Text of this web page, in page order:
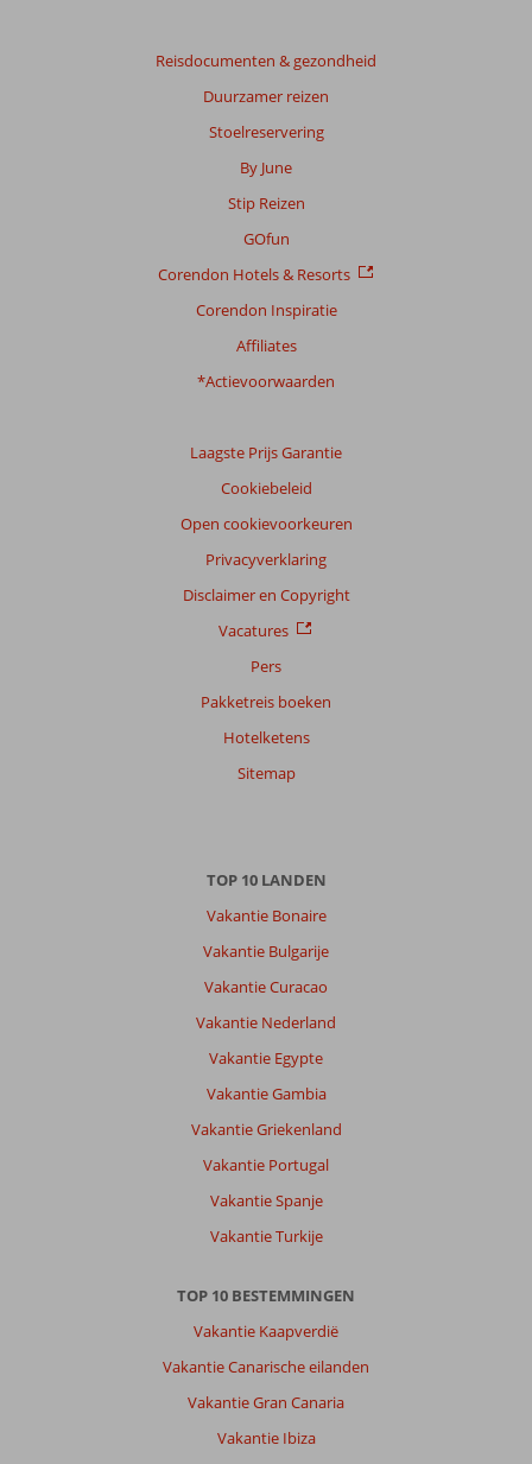
Reisdocumenten & gezondheid
Duurzamer reizen
Stoelreservering
By June
Stip Reizen
GOfun
Corendon Hotels & Resorts
Corendon Inspiratie
Affiliates
*Actievoorwaarden
Laagste Prijs Garantie
Cookiebeleid
Open cookievoorkeuren
Privacyverklaring
Disclaimer en Copyright
Vacatures
Pers
Pakketreis boeken
Hotelketens
Sitemap
TOP 10 LANDEN
Vakantie Bonaire
Vakantie Bulgarije
Vakantie Curacao
Vakantie Nederland
Vakantie Egypte
Vakantie Gambia
Vakantie Griekenland
Vakantie Portugal
Vakantie Spanje
Vakantie Turkije
TOP 10 BESTEMMINGEN
Vakantie Kaapverdië
Vakantie Canarische eilanden
Vakantie Gran Canaria
Vakantie Ibiza